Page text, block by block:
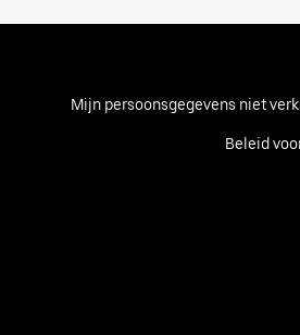
Mijn persoonsgegevens niet
Beleid